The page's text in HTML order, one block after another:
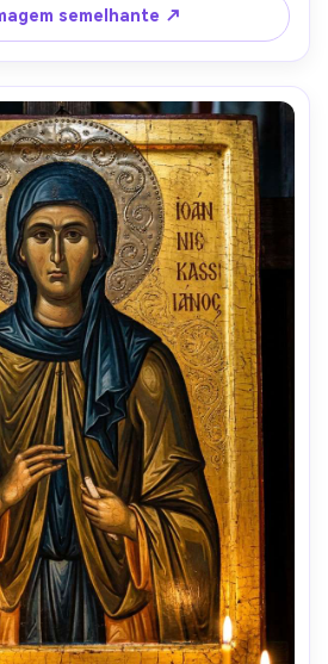
suave e ênfase padrão,
romântico, olhar de tecelagem
lente de 85mm, profundidade de
cinematográfica suave-AR 4:5
semelhante ↗